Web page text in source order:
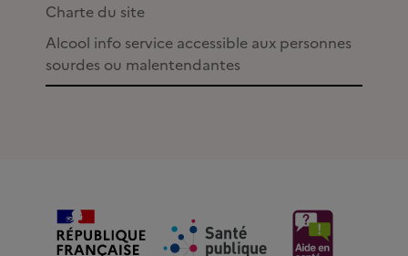
Charte du site
Alcool info service accessible aux personnes
sourdes ou malentendantes